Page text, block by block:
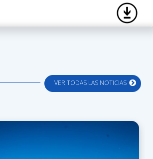
VER TODAS LAS NOTICIAS